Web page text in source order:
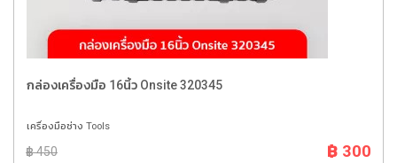
กล่องเครื่องมือ 16นิ้ว Onsite 320345
เครื่องมือช่าง Tools
฿ 450 ฿ 300